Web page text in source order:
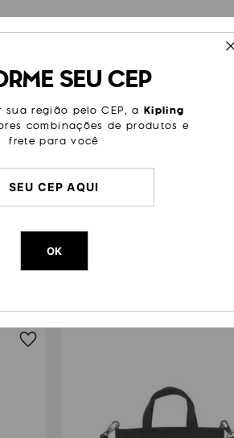
ainda
O
esta
Litragem
Cor Original
Peso
SEU CEP
região pelo CEP, a Kipling
combinações de produtos e
frete para você
OK